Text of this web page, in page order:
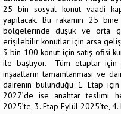
25 bin sosyal konut vaadi
yapılacak. Bu rakamın 25
bölgelerinde düşük ve orta
erişilebilir konutlar için arsa
3 bin 100 konut için satış ofisi
ile başlıyor. Tüm etaplar için
inşaatların tamamlanması ve
dairenin bulunduğu 1. Etap için
2027’de ise anahtar teslimi
2025’te, 3. Etap Eylül 2025’te,